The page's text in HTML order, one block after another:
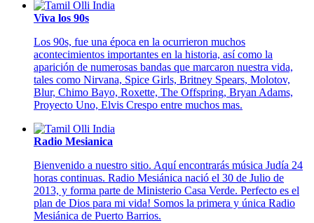
Viva los 90s
Los 90s, fue una época en la ocurrieron muchos
acontecimientos importantes en la historia, así como la
aparición de numerosas bandas que marcaron nuestra vida,
tales como Nirvana, Spice Girls, Britney Spears, Molotov,
Blur, Chimo Bayo, Roxette, The Offspring, Bryan Adams,
Proyecto Uno, Elvis Crespo entre muchos mas.
Radio Mesianica
Bienvenido a nuestro sitio. Aquí encontrarás música Judía 24
horas continuas. Radio Mesiánica nació el 30 de Julio de
2013, y forma parte de Ministerio Casa Verde. Perfecto es el
plan de Dios para mi vida! Somos la primera y única Radio
Mesiánica de Puerto Barrios.